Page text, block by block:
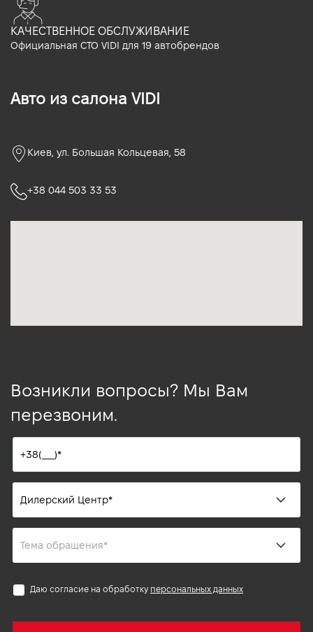
КАЧЕСТВЕННОЕ ОБСЛУЖИВАНИЕ
Официальная СТО VIDI для 19 автобрендов
Авто из салона VIDI
Киев, ул. Большая Кольцевая, 58
+38 044 503 33 53
Возникли вопросы? Мы Вам
перезвоним.
Даю согласие на обработку персональных данных